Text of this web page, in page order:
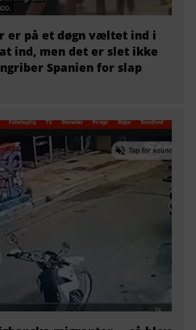
er på et døgn væltet ind i
ind, men det er slet ikke
Spanien for slap